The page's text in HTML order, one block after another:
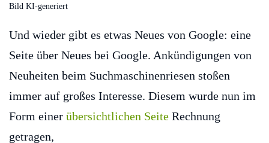
Bild KI-generiert
Und wieder gibt es etwas Neues von Google: eine
Seite über Neues bei Google. Ankündigungen von
Neuheiten beim Suchmaschinenriesen stoßen
immer auf großes Interesse. Diesem wurde nun im
Form einer übersichtlichen Seite Rechnung
getragen,